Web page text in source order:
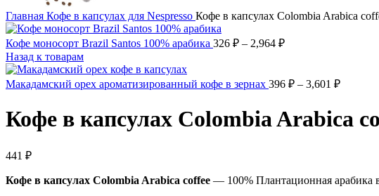
Главная Кофе в капсулах для Nespresso Кофе в капсулах Colombia Arabica
Кофе моносорт Brazil Santos 100% арабика 326 ₽ – 2,964 ₽Диапазон
–
Назад к товарам
Макадамский орех ароматизированный кофе в зернах 396 ₽ – 3,601 ₽
–
Кофе в капсулах Colombia Arabica
441 ₽
Кофе в капсулах Colombia Arabica coffee — 100% Плантационная арабика